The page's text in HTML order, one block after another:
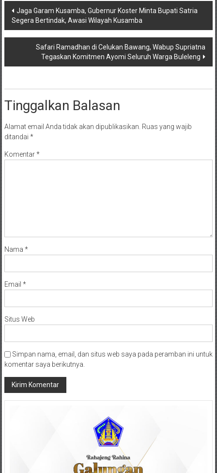
Navigasi
pos
Jaga Garam Kusamba, Gubernur Koster Minta Bupati Satria
Segera Bertindak, Awasi Wilayah Kusamba
Safari Ramadhan di Celukan Bawang, Wabup Supriatna
Tegaskan Komitmen Ayomi Seluruh Warga Buleleng
Tinggalkan Balasan
Alamat email Anda tidak akan dipublikasikan. Ruas yang wajib
ditandai *
Komentar*
Nama *
Email *
Situs Web
Simpan nama, email, dan situs web saya pada peramban ini untuk
komentar saya berikutnya.